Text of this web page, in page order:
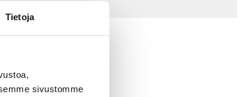
Tietoja
sivustomme